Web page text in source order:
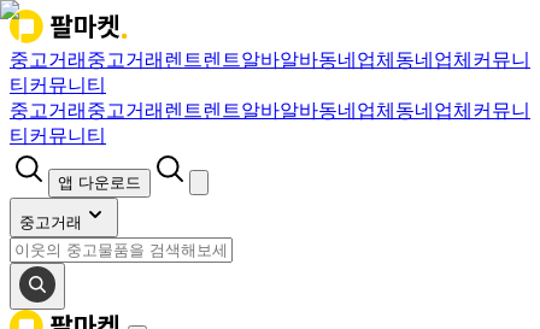
중고거래 중고거래 렌트렌트알바알바동네업체 동네업체 커뮤니
티 커뮤니티
중고거래 중고거래 렌트렌트알바알바동네업체 동네업체 커뮤니
티 커뮤니티
앱 다운로드
중고거래